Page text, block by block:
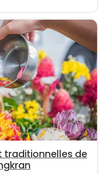
traditionnelles de